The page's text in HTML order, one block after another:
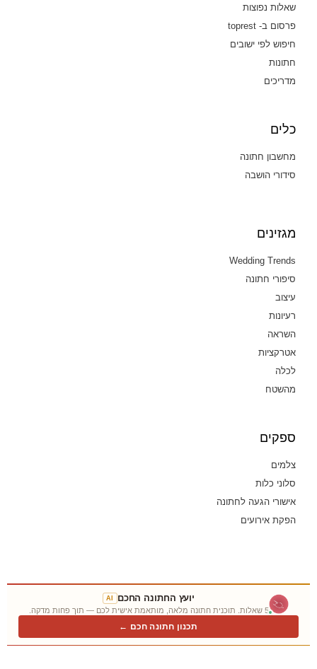
שאלות נפוצות
פרסום ב- toprest
חיפוש לפי ישובים
חתונות
מדריכים
כלים
מחשבון חתונה
סידורי הושבה
מגזינים
Wedding Trends
סיפורי חתונה
עיצוב
רעיונות
השראה
אטרקציות
לכלה
מהשטח
ספקים
צלמים
סלוני כלות
אישורי הגעה לחתונה
הפקת אירועים
יועץ החתונה החכם AI
5 שאלות. תוכנית חתונה מלאה, מותאמת אישית לכם — תוך פחות מדקה.
תכנון חתונה חכם ←